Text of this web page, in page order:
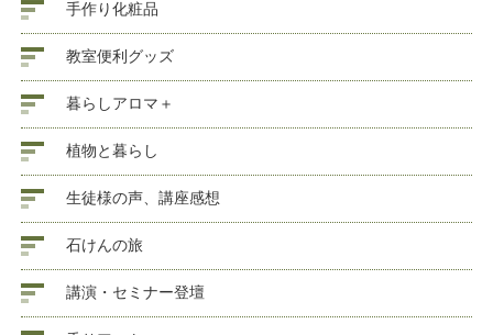
手作り化粧品
教室便利グッズ
暮らしアロマ＋
植物と暮らし
生徒様の声、講座感想
石けんの旅
講演・セミナー登壇